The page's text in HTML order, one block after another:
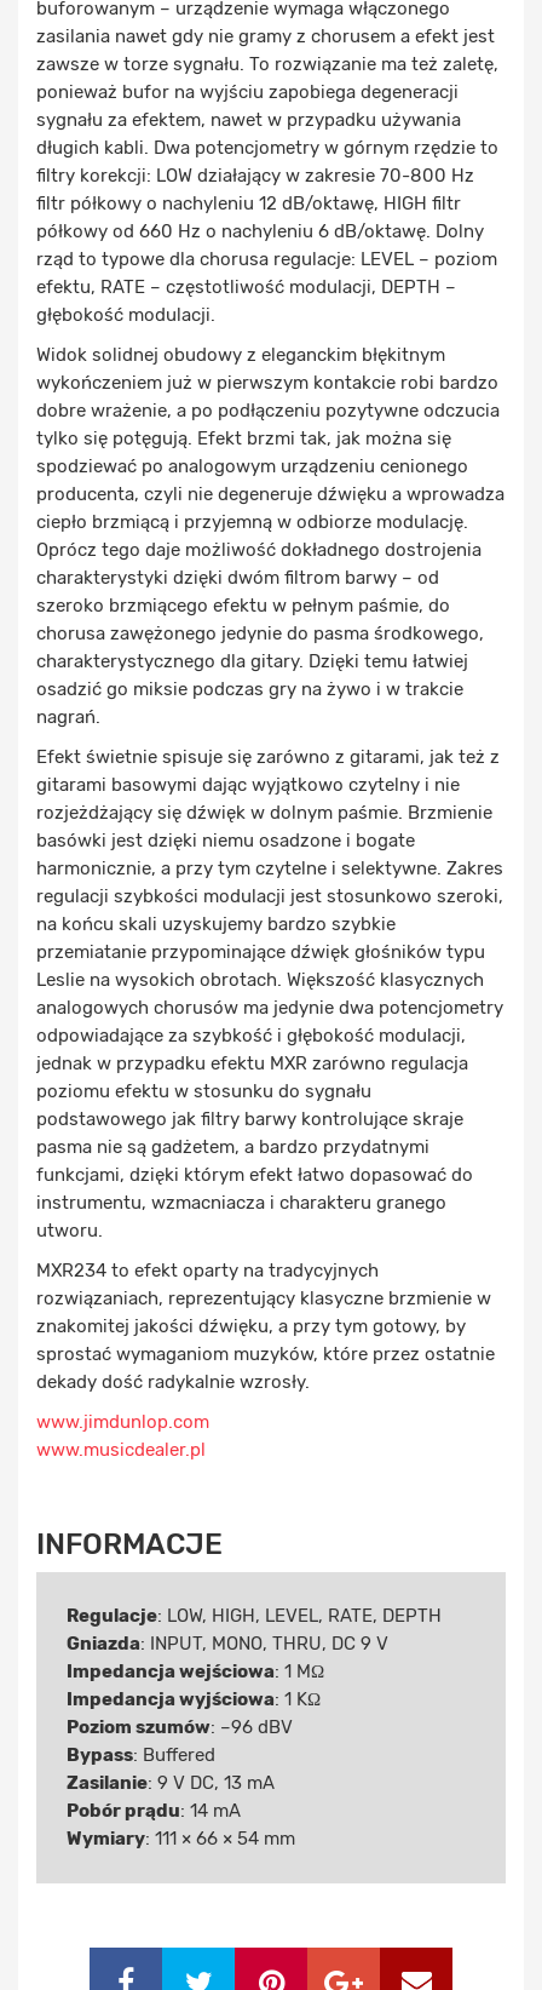
buforowanym – urządzenie wymaga włączonego
zasilania nawet gdy nie gramy z chorusem a efekt jest
zawsze w torze sygnału. To rozwiązanie ma też zaletę,
ponieważ bufor na wyjściu zapobiega degeneracji
sygnału za efektem, nawet w przypadku używania
długich kabli. Dwa potencjometry w górnym rzędzie to
filtry korekcji: LOW działający w zakresie 70-800 Hz
filtr półkowy o nachyleniu 12 dB/oktawę, HIGH filtr
półkowy od 660 Hz o nachyleniu 6 dB/oktawę. Dolny
rząd to typowe dla chorusa regulacje: LEVEL – poziom
efektu, RATE – częstotliwość modulacji, DEPTH –
głębokość modulacji.
Widok solidnej obudowy z eleganckim błękitnym
wykończeniem już w pierwszym kontakcie robi bardzo
dobre wrażenie, a po podłączeniu pozytywne odczucia
tylko się potęgują. Efekt brzmi tak, jak można się
spodziewać po analogowym urządzeniu cenionego
producenta, czyli nie degeneruje dźwięku a wprowadza
ciepło brzmiącą i przyjemną w odbiorze modulację.
Oprócz tego daje możliwość dokładnego dostrojenia
charakterystyki dzięki dwóm filtrom barwy – od
szeroko brzmiącego efektu w pełnym paśmie, do
chorusa zawężonego jedynie do pasma środkowego,
charakterystycznego dla gitary. Dzięki temu łatwiej
osadzić go miksie podczas gry na żywo i w trakcie
nagrań.
Efekt świetnie spisuje się zarówno z gitarami, jak też z
gitarami basowymi dając wyjątkowo czytelny i nie
rozjeżdżający się dźwięk w dolnym paśmie. Brzmienie
basówki jest dzięki niemu osadzone i bogate
harmonicznie, a przy tym czytelne i selektywne. Zakres
regulacji szybkości modulacji jest stosunkowo szeroki,
na końcu skali uzyskujemy bardzo szybkie
przemiatanie przypominające dźwięk głośników typu
Leslie na wysokich obrotach. Większość klasycznych
analogowych chorusów ma jedynie dwa potencjometry
odpowiadające za szybkość i głębokość modulacji,
jednak w przypadku efektu MXR zarówno regulacja
poziomu efektu w stosunku do sygnału
podstawowego jak filtry barwy kontrolujące skraje
pasma nie są gadżetem, a bardzo przydatnymi
funkcjami, dzięki którym efekt łatwo dopasować do
instrumentu, wzmacniacza i charakteru granego
utworu.
MXR234 to efekt oparty na tradycyjnych
rozwiązaniach, reprezentujący klasyczne brzmienie w
znakomitej jakości dźwięku, a przy tym gotowy, by
sprostać wymaganiom muzyków, które przez ostatnie
dekady dość radykalnie wzrosły.
www.jimdunlop.com
www.musicdealer.pl
INFORMACJE
Regulacje: LOW, HIGH, LEVEL, RATE, DEPTH
Gniazda: INPUT, MONO, THRU, DC 9 V
Impedancja wejściowa: 1 MΩ
Impedancja wyjściowa: 1 KΩ
Poziom szumów: –96 dBV
Bypass: Buffered
Zasilanie: 9 V DC, 13 mA
Pobór prądu: 14 mA
Wymiary: 111 × 66 × 54 mm